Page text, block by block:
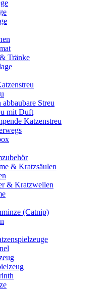
Tränke
Streu
mit Duft
Katzenstreu
& Kratzsäulen
& Kratzwellen
(Catnip)